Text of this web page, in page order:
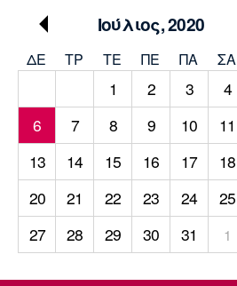
Running
Media
Παρασκήνιο
Ιωνικός Κηφισιά
Μπαρτσελόνα
Ρεάλ
Ιούλιος, 2020
ΔΕ ΤΡ TΕ ΠΕ ΠΑ ΣΑ
1 2 3 4
6
7 8 9 10 11
13
14 15 16 17 18
20
21 22 23 24 25
27
28 29 30 31 1